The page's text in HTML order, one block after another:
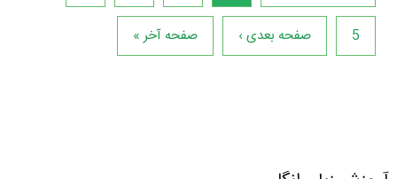
5 صفحه بعدی › صفحه آخر »